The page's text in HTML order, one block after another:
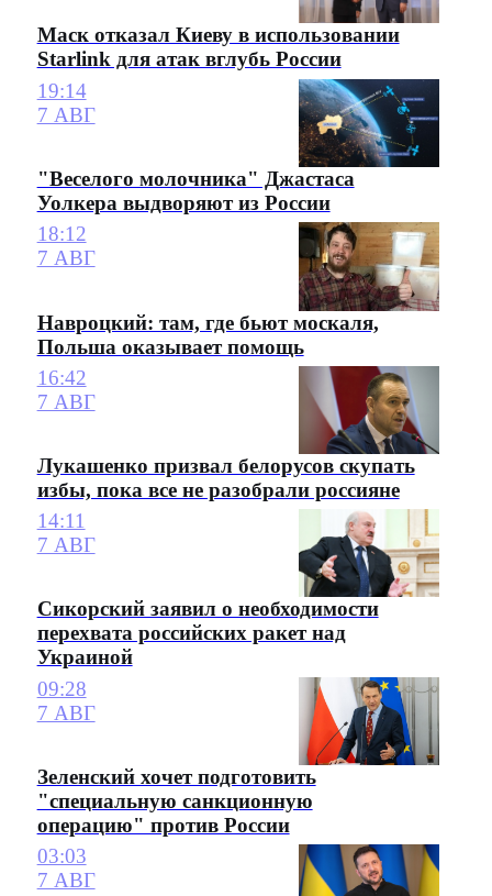
Маск отказал Киеву в использовании
Starlink для атак вглубь России
19:14
7 АВГ
"Веселого молочника" Джастаса
Уолкера выдворяют из России
18:12
7 АВГ
Навроцкий: там, где бьют москаля,
Польша оказывает помощь
16:42
7 АВГ
Лукашенко призвал белорусов скупать
избы, пока все не разобрали россияне
14:11
7 АВГ
Сикорский заявил о необходимости
перехвата российских ракет над
Украиной
09:28
7 АВГ
Зеленский хочет подготовить
"специальную санкционную
операцию" против России
03:03
7 АВГ